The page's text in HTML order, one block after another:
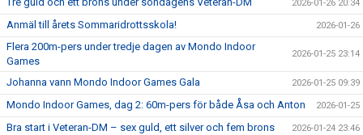
2026-01-26 20:34
Anmäl till årets Sommaridrottsskola! 2026-01-26
Flera 200m-pers under tredje dagen av Mondo Indoor
Games
2026-01-25 23:14
Johanna vann Mondo Indoor Games Gala 2026-01-25 09:39
Mondo Indoor Games, dag 2: 60m-pers för både Åsa och Anton 2026-01-25
Bra start i Veteran-DM – sex guld, ett silver och fem brons 2026-01-24 23:46